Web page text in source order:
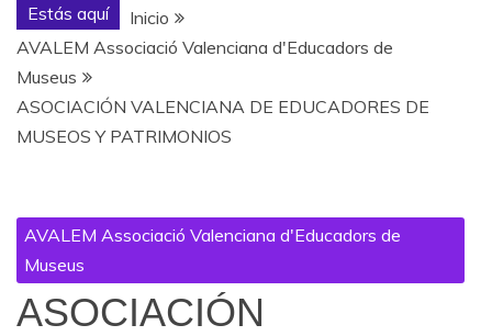
Estás aquí
Inicio
AVALEM Associació Valenciana d'Educadors de
Museus
ASOCIACIÓN VALENCIANA DE EDUCADORES DE
MUSEOS Y PATRIMONIOS
AVALEM Associació Valenciana d'Educadors de
Museus
ASOCIACIÓN